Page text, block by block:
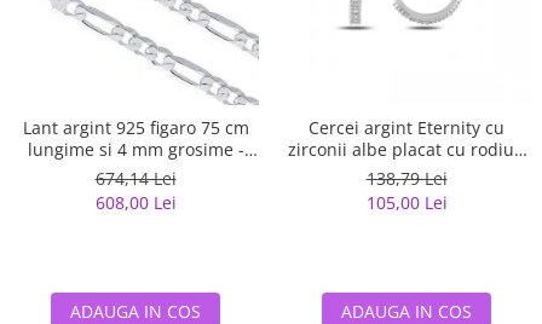
Lant argint 925 figaro 75 cm
lungime si 4 mm grosime -
Classical You LSX0141
674,14 Lei
608,00 Lei
ADAUGA IN COS
Cercei argint Eternity cu
zirconii albe placat cu rodiu -
ETU0153
138,79 Lei
105,00 Lei
ADAUGA IN COS